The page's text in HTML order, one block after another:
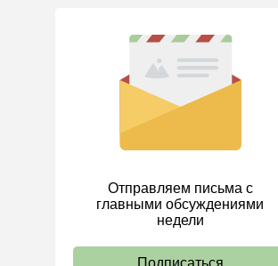
Отправляем письма с
главными обсуждениями
недели
Подписаться